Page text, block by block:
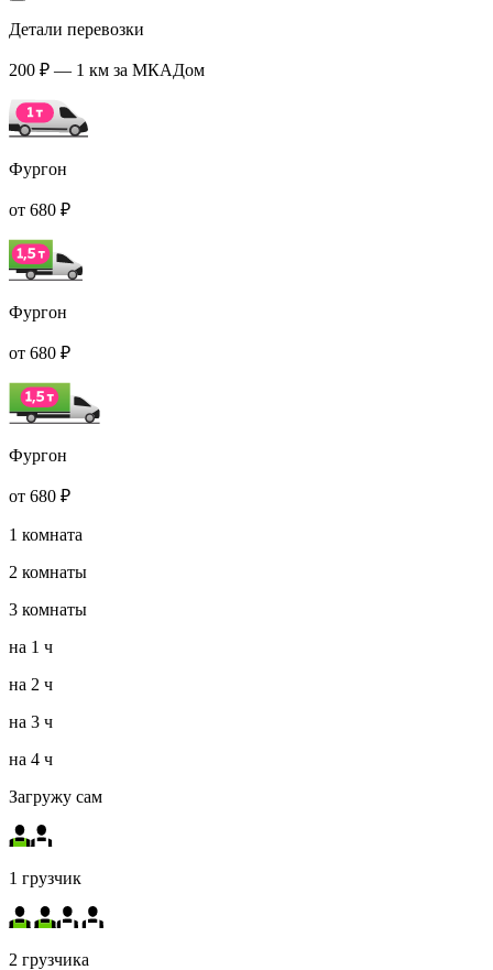
Детали перевозки
200 ₽ — 1 км за МКАДом
Фургон
от 680 ₽
Фургон
от 680 ₽
Фургон
от 680 ₽
1 комната
2 комнаты
3 комнаты
на 1 ч
на 2 ч
на 3 ч
на 4 ч
Загружу сам
1 грузчик
2 грузчика